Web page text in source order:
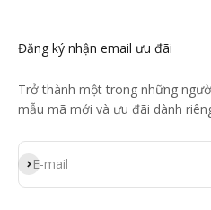
Đăng ký nhận email ưu đãi
Trở thành một trong những
mẫu mã mới và ưu đãi dành
E-mail
Đăng ký